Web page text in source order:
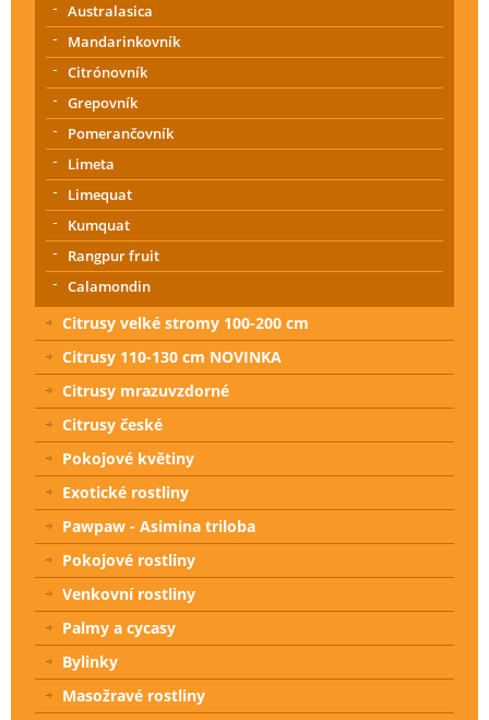
Australasica
Mandarinkovník
Citrónovník
Grepovník
Pomerančovník
Limeta
Limequat
Kumquat
Rangpur fruit
Calamondin
Citrusy velké stromy 100-200 cm
Citrusy 110-130 cm NOVINKA
Citrusy mrazuvzdorné
Citrusy české
Pokojové květiny
Exotické rostliny
Pawpaw - Asimina triloba
Pokojové rostliny
Venkovní rostliny
Palmy a cycasy
Bylinky
Masožravé rostliny